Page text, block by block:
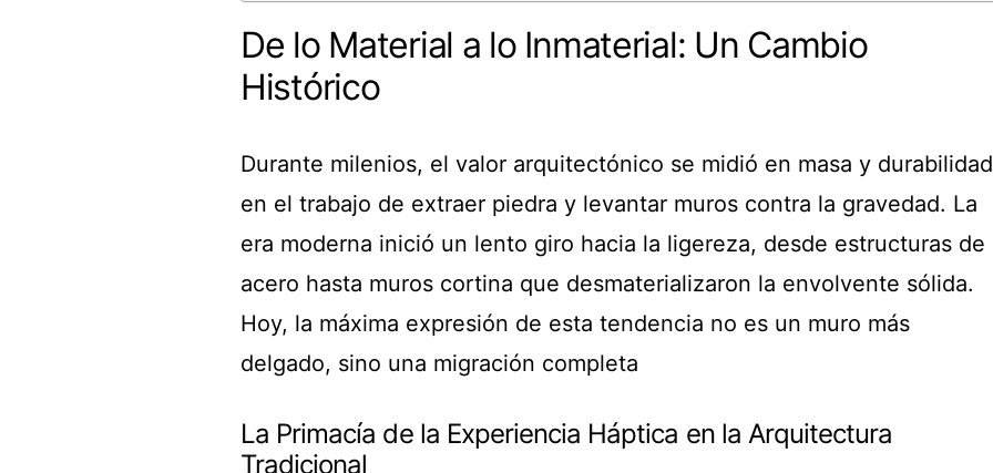
De lo Material a lo Inmaterial: Un Cambio
Histórico
Durante milenios, el valor arquitectónico se midió en masa y
en el trabajo de extraer piedra y levantar muros contra la gravedad. La
era moderna inició un lento giro hacia la ligereza, desde estructuras de
acero hasta muros cortina que desmaterializaron la envolvente sólida.
Hoy, la máxima expresión de esta tendencia no es un muro más
delgado, sino una migración completa
La Primacía de la Experiencia Háptica en la Arquitectura
Tradicional